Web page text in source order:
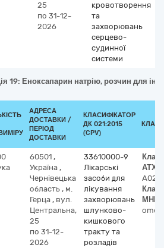
25
по 31-12-
2026
кровотворення
та
захворювань
серцево-
судинної
системи
19: Еноксапарин натрію, розчин для
АДРЕСА
ДОСТАВКИ /
ПЕРІОД
ДОСТАВКИ
КЛАСИФІКАТОР
ДК 021:2015
(CPV)
60501 ,
Україна ,
Чернівецька
область , м.
Герца , вул.
Центральна,
25
по 31-12-
2026
33610000-9
Лікарські
засоби для
лікування
захворювань
шлунково-
кишкового
тракту та
розладів
АТХ
МНН